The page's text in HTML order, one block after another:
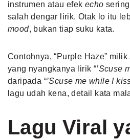
instrumen atau efek echo
salah dengar lirik. Otak lo itu
mood, bukan tiap suku kata.
Contohnya, “Purple Haze”
yang nyangkanya lirik “’Scuse
daripada “’Scuse me while I
lagu udah kena, detail kata
Lagu Viral